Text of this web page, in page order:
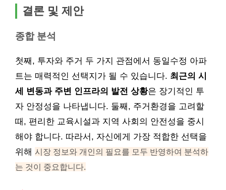
결론 및 제안
종합 분석
첫째, 투자와 주거 두 가지 관점에서 동일수정 아파
트는 매력적인 선택지가 될 수 있습니다. 최근의 시
세 변동과 주변 인프라의 발전 상황은 장기적인 투
자 안정성을 나타냅니다. 둘째, 주거환경을 고려할
때, 편리한 교육시설과 지역 사회의 안전성을 중시
해야 합니다. 따라서, 자신에게 가장 적합한 선택을
위해 시장 정보와 개인의 필요를 모두 반영하여 분석하
는 것이 중요합니다.